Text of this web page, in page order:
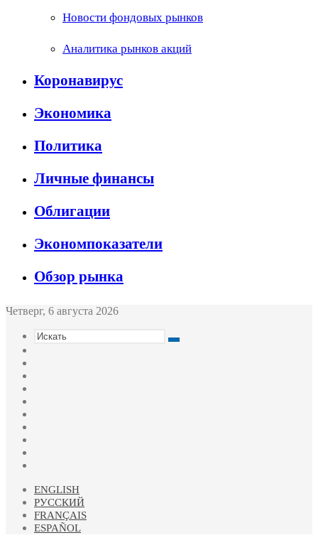
Новости фондовых рынков
Аналитика рынков акций
Коронавирус
Экономика
Политика
Личные финансы
Облигации
Экономпоказатели
Обзор рынка
Четверг, 6 августа 2026
Искать
ENGLISH
РУССКИЙ
FRANÇAIS
ESPAÑOL